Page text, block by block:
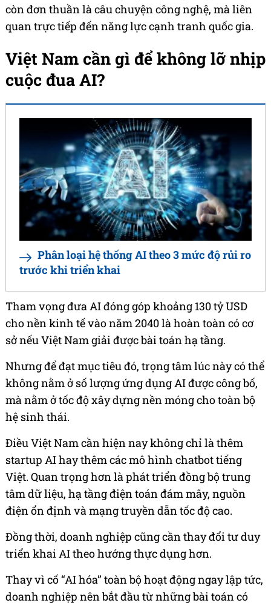
còn đơn thuần là câu chuyện công nghệ, mà liên
quan trực tiếp đến năng lực cạnh tranh quốc gia.
Việt Nam cần gì để không lỡ nhịp
cuộc đua AI?
Phân loại hệ thống AI theo 3 mức độ rủi ro
trước khi triển khai
Tham vọng đưa AI đóng góp khoảng 130 tỷ USD
cho nền kinh tế vào năm 2040 là hoàn toàn có cơ
sở nếu Việt Nam giải được bài toán hạ tầng.
Nhưng để đạt mục tiêu đó, trọng tâm lúc này có thể
không nằm ở số lượng ứng dụng AI được công bố,
mà nằm ở tốc độ xây dựng nền móng cho toàn bộ
hệ sinh thái.
Điều Việt Nam cần hiện nay không chỉ là thêm
startup AI hay thêm các mô hình chatbot tiếng
Việt. Quan trọng hơn là phát triển đồng bộ trung
tâm dữ liệu, hạ tầng điện toán đám mây, nguồn
điện ổn định và mạng truyền dẫn tốc độ cao.
Đồng thời, doanh nghiệp cũng cần thay đổi tư duy
triển khai AI theo hướng thực dụng hơn.
Thay vì cố “AI hóa” toàn bộ hoạt động ngay lập tức,
doanh nghiệp nên bắt đầu từ những bài toán có